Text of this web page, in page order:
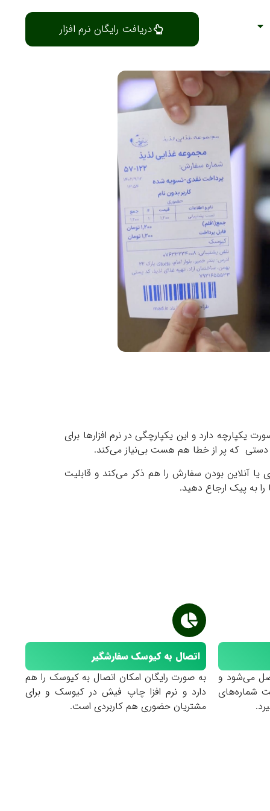
دریافت رایگان نرم افزار
یکپارچه دارد و این یکپارچگی در نرم افزارها برای
دستی که پر از خطا هم هست بی‌نیاز می‌کند.
آنلاین بودن سفارش را هم ذکر می‌کند و قابلیت
به پیک ارجاع دهید.
می‌شود و
شماره‌های
اتصال به کیوسک سفارشگیر
به صورت رایگان امکان اتصال به کیوسک را هم
دارد و نرم افزا چاپ فیش در کیوسک و برای
مشتریان حضوری هم کاربردی است.